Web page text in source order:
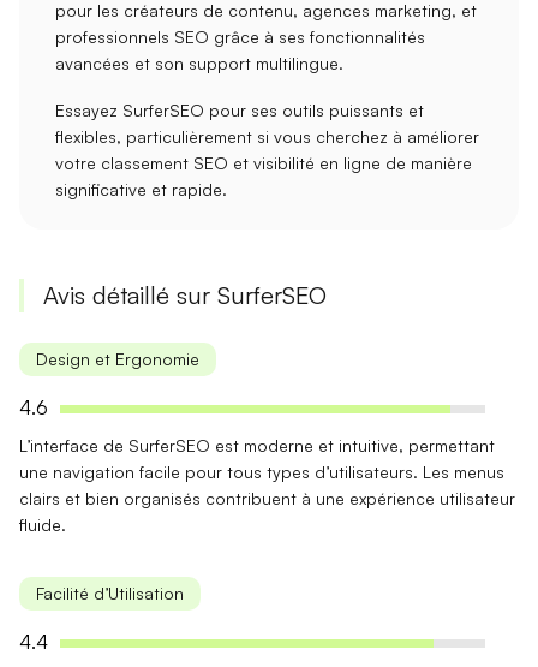
pour les créateurs de contenu, agences marketing, et
professionnels SEO grâce à ses fonctionnalités
avancées et son support multilingue.
Essayez SurferSEO pour ses outils puissants et
flexibles, particulièrement si vous cherchez à améliorer
votre classement SEO etvisibilité en ligne de manière
significative et rapide.
Avis détaillé sur SurferSEO
Design et Ergonomie
4.6
L’interface de SurferSEO est moderne et intuitive, permettant
une navigation facile pour tous types d’utilisateurs. Les menus
clairs et bien organisés contribuent à une expérience utilisateur
fluide.
Facilité d’Utilisation
4.4